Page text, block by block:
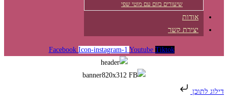
שיעורים בזום עם מוטי שפי
אודות
יצירת קשר
Facebook Icon-instagram-1 Youtube Tiktok
דילוג לתוכן